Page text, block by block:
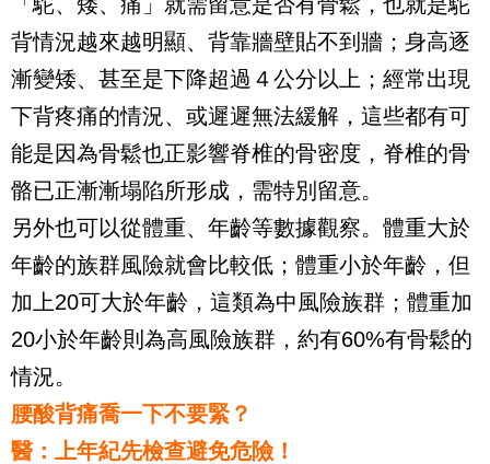
背情況越來越明顯、背靠牆壁貼不到牆；身高逐
漸變矮、甚至是下降超過４公分以上；經常出現
下背疼痛的情況、或遲遲無法緩解，這些都有可
能是因為骨鬆也正影響脊椎的骨密度，脊椎的骨
骼已正漸漸塌陷所形成，需特別留意。
另外也可以從體重、年齡等數據觀察。體重大於
年齡的族群風險就會比較低；體重小於年齡，但
加上20可大於年齡，這類為中風險族群；體重加
20小於年齡則為高風險族群，約有60%有骨鬆的
情況。
腰酸背痛喬一下不要緊？
醫：上年紀先檢查避免危險！